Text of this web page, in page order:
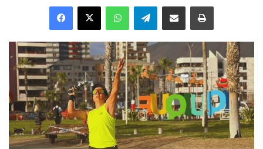
Facebook
X WhatsAppTelegramEnviar vía email Imprimir